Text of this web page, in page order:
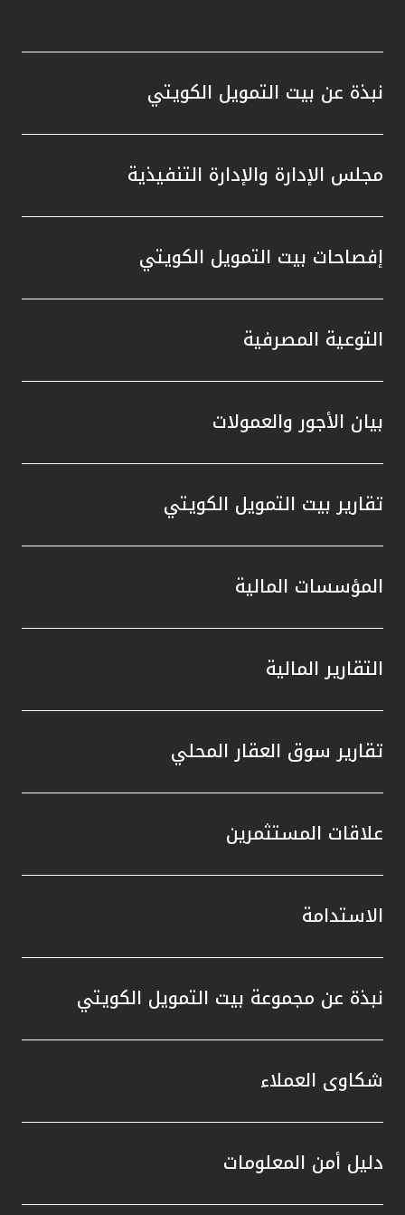
أدوات وخدمات
خدمات ما بعد البيع
اتصل بنا
مواقع الفروع وأجهزة الصرف الآلي
ألمانيا
ماليزيا
تركيا
مصر
المملكة المتحدة
نبذة عن بيت التمويل الكويتي
مجلس الإدارة والإدارة التنفيذية
إفصاحات بيت التمويل الكويتي
التوعية المصرفية
بيان الأجور والعمولات
تقارير بيت التمويل الكويتي
المؤسسات المالية
التقارير المالية
تقارير سوق العقار المحلي
علاقات المستثمرين
الاستدامة
نبذة عن مجموعة بيت التمويل الكويتي
شكاوى العملاء
دليل أمن المعلومات